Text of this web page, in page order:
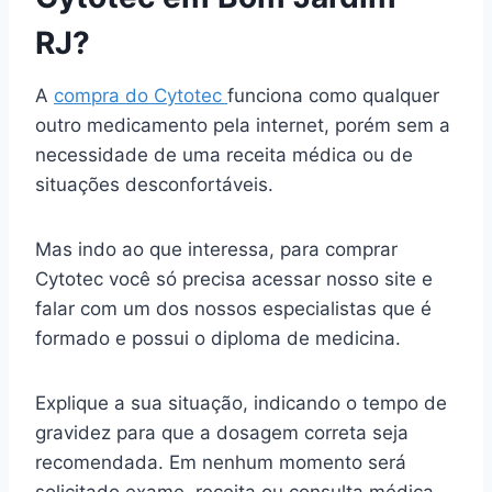
RJ?
A compra do Cytotec funciona como qualquer
outro medicamento pela internet, porém sem a
necessidade de uma receita médica ou de
situações desconfortáveis.
Mas indo ao que interessa, para comprar
Cytotec você só precisa acessar nosso site e
falar com um dos nossos especialistas que é
formado e possui o diploma de medicina.
Explique a sua situação, indicando o tempo de
gravidez para que a dosagem correta seja
recomendada. Em nenhum momento será